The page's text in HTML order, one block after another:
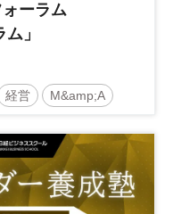
ーラム
」
経営 M&amp;A
参加無料